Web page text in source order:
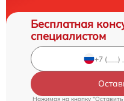
Бесплатная
специалистом
Нажимая на кнопку